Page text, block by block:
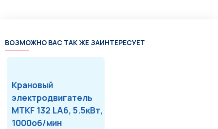
ВОЗМОЖНО ВАС ТАК ЖЕ ЗАИНТЕРЕСУЕТ
Крановый
электродвигатель
MTKF 132 LA6, 5.5кВт,
1000об/мин